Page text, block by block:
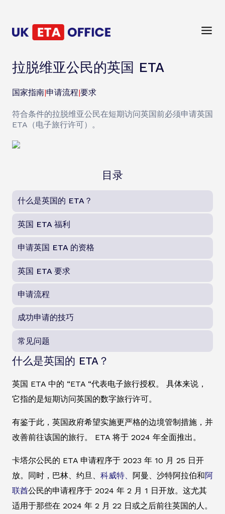
拉脱维亚公民的英国 ETA
国家指南|申请流程|要求
符合条件的拉脱维亚公民在短期访问英国前必须申请英国
ETA（电子旅行许可）。
目录
什么是英国的 ETA？
英国 ETA 福利
申请英国 ETA 的资格
英国 ETA 要求
申请流程
成功申请的技巧
常见问题
什么是英国的 ETA？
英国 ETA 中的 “ETA “代表电子旅行授权。 具体来说，
它指的是短期访问英国的数字旅行许可。
有鉴于此，英国政府希望实施更严格的边境管制措施，并
改善前往该国的旅行。 ETA 将于 2024 年全面推出。
卡塔尔公民的 ETA 申请程序于 2023 年 10 月 25 日开
放。同时，巴林、约旦、 科威特、 阿曼、沙特阿拉伯和阿
联酋公民的申请程序于 2024 年 2 月 1 日开放。这尤其
适用于那些在 2024 年 2 月 22 日或之后前往英国的人。